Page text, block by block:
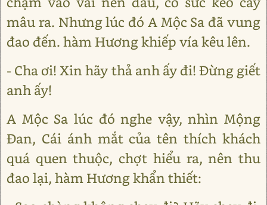
mâu ra. Nhưng lúc đó A Mộc Sa đã vung
đao đến. hàm Hương khiếp vía kêu lên.
- Cha ơi! Xin hãy thả anh ấy đi! Ðừng giết
anh ấy!
A Mộc Sa lúc đó nghe vậy, nhìn Mộng
Ðan, Cái ánh mắt của tên thích khách
quá quen thuộc, chợt hiểu ra, nên thu
đao lại, hàm Hương khẩn thiết: